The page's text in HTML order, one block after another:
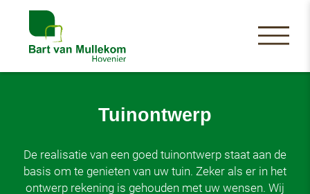
Tuinontwerp
De realisatie van een goed tuinontwerp staat aan de
basis om te genieten van uw tuin. Zeker als er in het
ontwerp rekening is gehouden met uw wensen. Wij